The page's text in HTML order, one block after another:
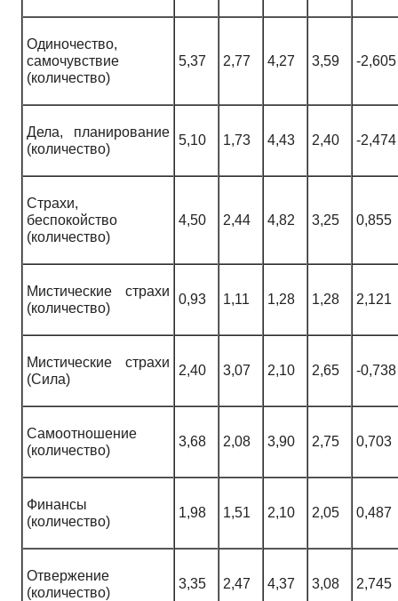
Одиночество,
самочувствие
(количество)
5,37 2,77 4,27 3,59 -2,605
Дела, планирование
(количество)
5,10 1,73 4,43 2,40 -2,474
Страхи,
беспокойство
(количество)
4,50 2,44 4,82 3,25 0,855
Мистические страхи
(количество)
0,93 1,11 1,28 1,28 2,121
Мистические страхи
(Сила)
2,40 3,07 2,10 2,65 -0,738
Самоотношение
(количество)
3,68 2,08 3,90 2,75 0,703
Финансы
(количество)
1,98 1,51 2,10 2,05 0,487
Отвержение
(количество)
3,35 2,47 4,37 3,08 2,745